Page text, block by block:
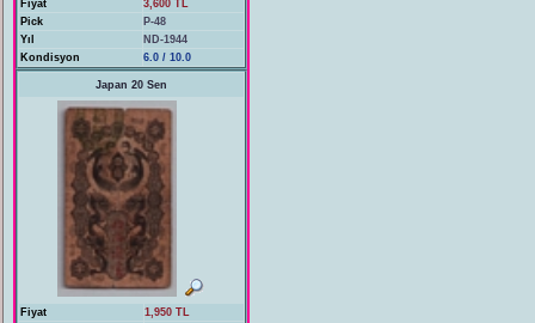
Fiyat
3,600 TL
Pick
P-48
Yıl
ND-1944
Kondisyon
6.0 / 10.0
Japan 20 Sen
Fiyat
1,950 TL